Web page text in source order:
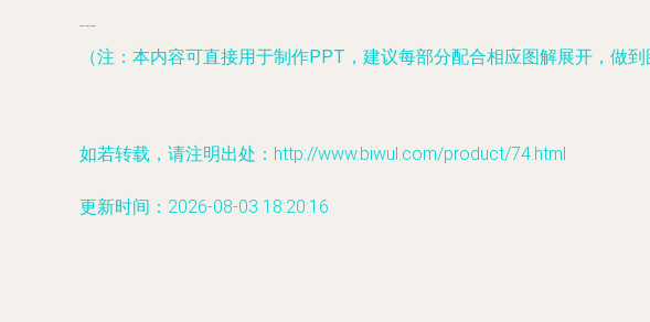
---
（注：本内容可直接用于制作PPT，建议每部分配合相应图解展开，做
如若转载，请注明出处：http://www.biwul.com/product/74.html
更新时间：2026-08-03 18:20:16